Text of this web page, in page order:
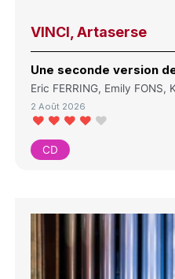
VINCI, Artaserse
Une seconde version
Eric FERRING, Emily FONS,
2 Août 2026
CD